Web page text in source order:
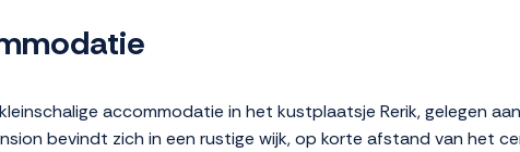
accommodatie in het kustplaatsje Rerik, gelegen
bevindt zich in een rustige wijk, op korte afstand van het